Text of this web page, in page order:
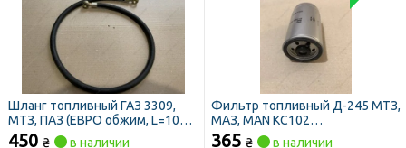
Шланг топливный ГАЗ 3309,
МТЗ, ПАЗ (ЕВРО обжим, L=1045
мм, дв. ММЗ 245 ЕВРО-2) НД
450 ₴ в наличии
Фильтр топливный Д-245 МТЗ,
МАЗ, MAN KC102
(закручивающийся) (пр-во
365 ₴ в наличии